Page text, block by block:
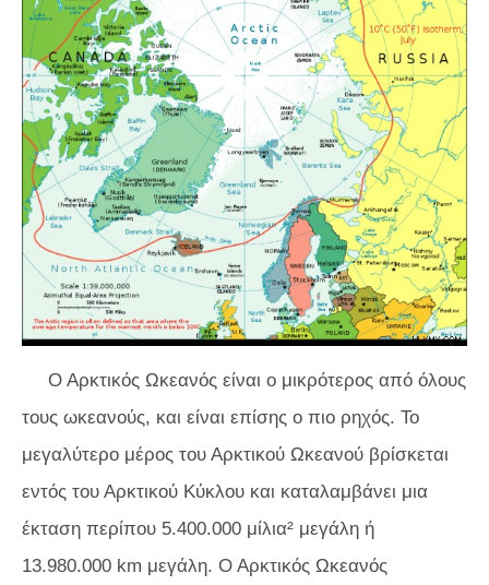
Ο Αρκτικός Ωκεανός είναι ο μικρότερος από όλους
τους ωκεανούς, και είναι επίσης ο πιο ρηχός. Το
μεγαλύτερο μέρος του Αρκτικού Ωκεανού βρίσκεται
εντός του Αρκτικού Κύκλου και καταλαμβάνει μια
έκταση περίπου 5.400.000 μίλια² μεγάλη ή
13.980.000 km μεγάλη. Ο Αρκτικός Ωκεανός